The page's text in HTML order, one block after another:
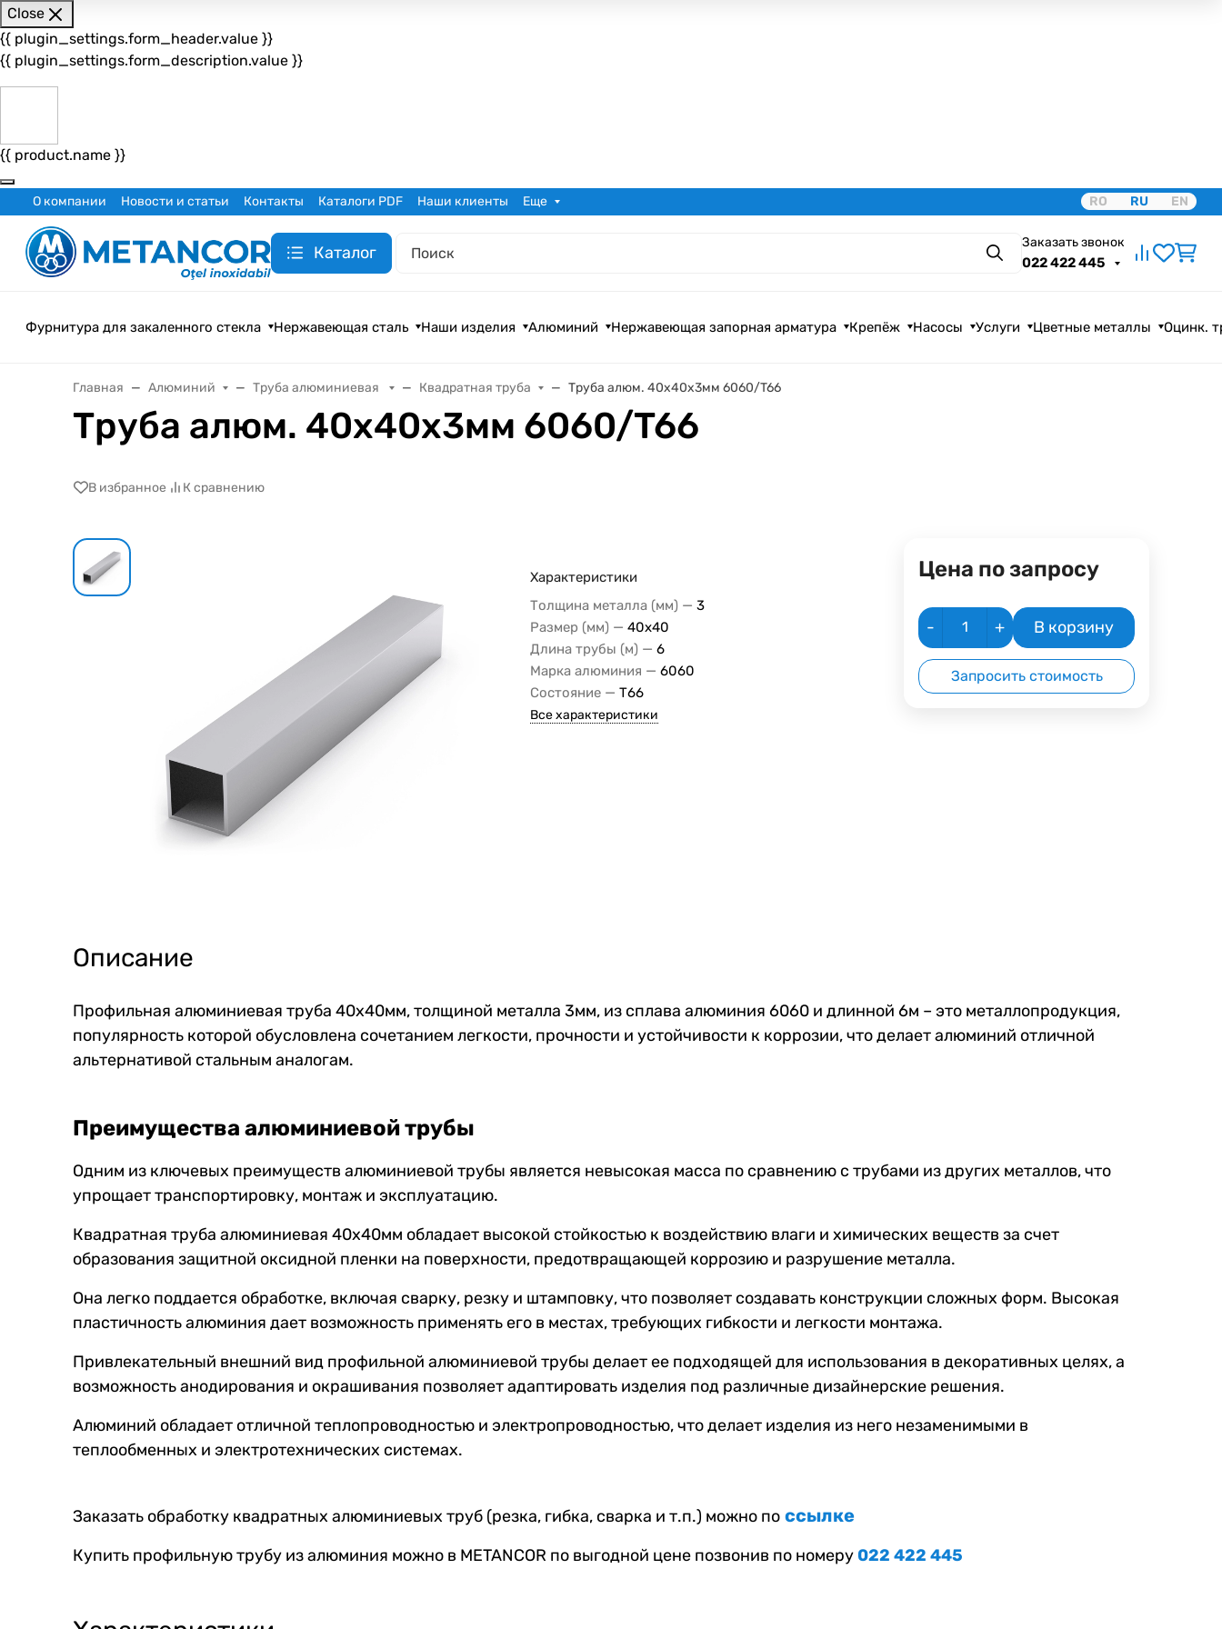
Close
{{ plugin_settings.form_header.value }}
{{ plugin_settings.form_description.value }}
{{ product.name }}
О компании Новости и статьи Контакты Каталоги PDF Наши клиенты Еще RO RU EN
Каталог Поиск
Заказать звонок
022 422 445
Фурнитура для закаленного стекла Нержавеющая сталь Наши изделия Алюминий Нержавеющая запорная арматура Крепёж Насосы Услуги Цветные металлы Оцинк.
Главная Алюминий Труба алюминиевая Квадратная труба Труба алюм. 40x40x3мм 6060/T66
Труба алюм. 40x40x3мм 6060/T66
В избранное К сравнению
Характеристики
Толщина металла (мм) — 3
Размер (мм) — 40х40
Длина трубы (м) — 6
Марка алюминия — 6060
Состояние — Т66
Все характеристики
Цена по запросу
- + В корзину
Запросить стоимость
Описание
Профильная алюминиевая труба 40х40мм, толщиной металла 3мм, из сплава алюминия 6060 и длинной 6м – это металлопродукция,
популярность которой обусловлена сочетанием легкости, прочности и устойчивости к коррозии, что делает алюминий отличной
альтернативой стальным аналогам.
Преимущества алюминиевой трубы
Одним из ключевых преимуществ алюминиевой трубы является невысокая масса по сравнению с трубами из других металлов, что
упрощает транспортировку, монтаж и эксплуатацию.
Квадратная труба алюминиевая 40х40мм обладает высокой стойкостью к воздействию влаги и химических веществ за счет
образования защитной оксидной пленки на поверхности, предотвращающей коррозию и разрушение металла.
Она легко поддается обработке, включая сварку, резку и штамповку, что позволяет создавать конструкции сложных форм. Высокая
пластичность алюминия дает возможность применять его в местах, требующих гибкости и легкости монтажа.
Привлекательный внешний вид профильной алюминиевой трубы делает ее подходящей для использования в декоративных целях, а
возможность анодирования и окрашивания позволяет адаптировать изделия под различные дизайнерские решения.
Алюминий обладает отличной теплопроводностью и электропроводностью, что делает изделия из него незаменимыми в
теплообменных и электротехнических системах.
Заказать обработку квадратных алюминиевых труб (резка, гибка, сварка и т.п.) можно по ссылке
Купить профильную трубу из алюминия можно в METANCOR по выгодной цене позвонив по номеру 022 422 445